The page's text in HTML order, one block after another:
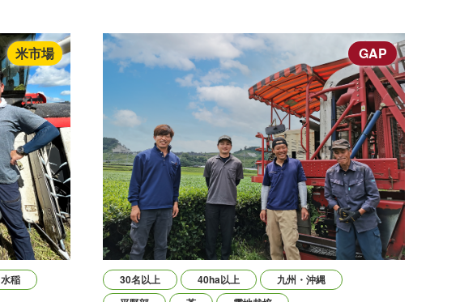
米市場
水稲
GAP
30名以上 40ha以上
九州・沖縄